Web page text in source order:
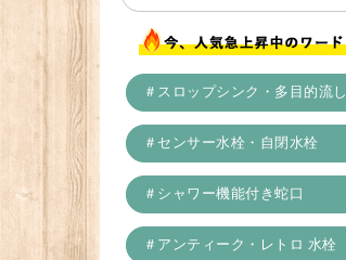
＃スロップシンク・多目的流し
＃センサー水栓・自閉水栓
＃シャワー機能付き蛇口
＃アンティーク・レトロ 水栓